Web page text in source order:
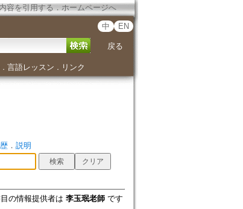
容を引用する ． ホームページへ
中 EN
戻る
． 言語レッスン ． リンク
． 説明
の情報提供者は 李玉珉老師です